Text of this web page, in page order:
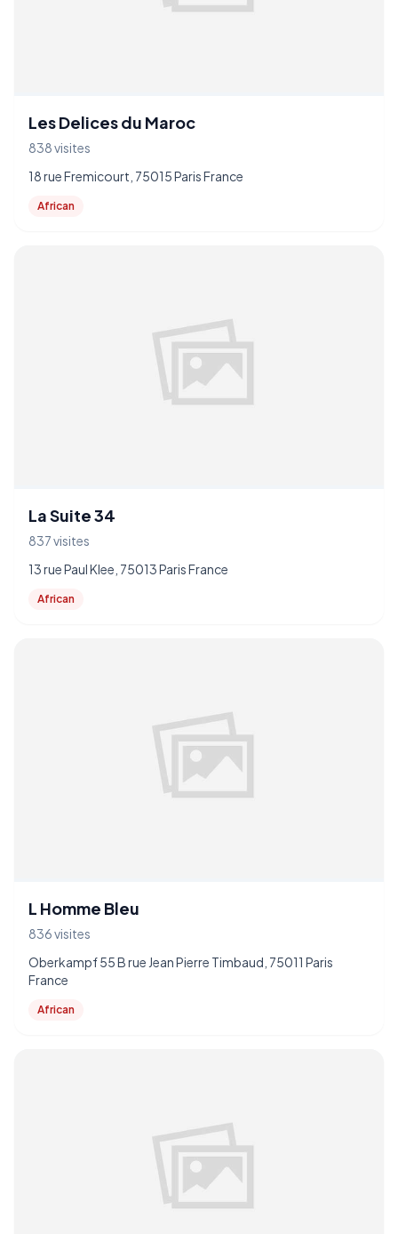
Les Delices du Maroc
838 visites
18 rue Fremicourt, 75015 Paris France
African
La Suite 34
837 visites
13 rue Paul Klee, 75013 Paris France
African
L Homme Bleu
836 visites
Oberkampf 55 B rue Jean Pierre Timbaud, 75011 Paris
France
African